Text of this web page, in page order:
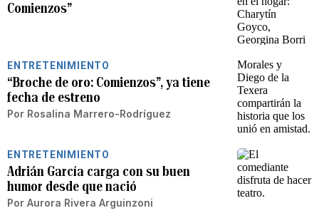
Comienzos”
ENTRETENIMIENTO
“Broche de oro: Comienzos”, ya tiene
fecha de estreno
Por Rosalina Marrero-Rodríguez
ENTRETENIMIENTO
Adrián García carga con su buen
humor desde que nació
Por Aurora Rivera Arguinzoni